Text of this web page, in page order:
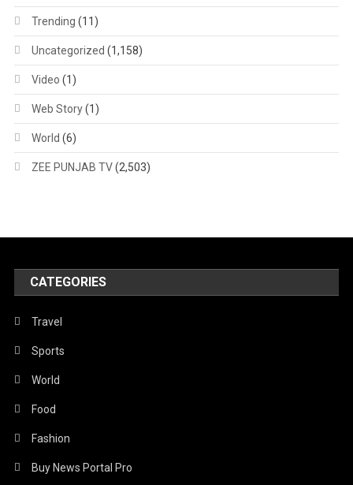
Trending (11)
Uncategorized (1,158)
Video (1)
Web Story(1)
World (6)
ZEE PUNJAB TV(2,503)
CATEGORIES
Travel
Sports
World
Food
Fashion
Buy News Portal Pro